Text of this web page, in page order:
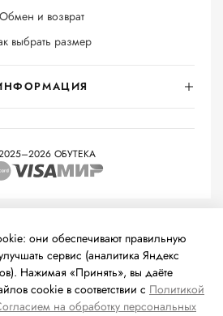
Обмен и возврат
выбрать размер
ОБУТЕКА
технологии предоставления
систематизации и анализа
пользователей сети
территории Российской
они обеспечивают правильную
сервис (аналитика Яндекс
Нажимая «Принять», вы даёте
cookie в соответствии с Политикой
на обработку персональных